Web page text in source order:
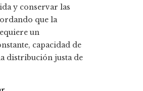
y conservar las
que la
un
capacidad de
distribución justa de